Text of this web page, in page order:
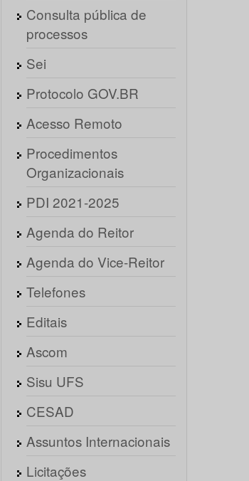
Consulta pública de
processos
Sei
Protocolo GOV.BR
Acesso Remoto
Procedimentos
Organizacionais
PDI 2021-2025
Agenda do Reitor
Agenda do Vice-Reitor
Telefones
Editais
Ascom
Sisu UFS
CESAD
Assuntos Internacionais
Licitações